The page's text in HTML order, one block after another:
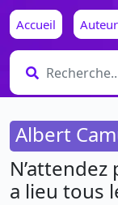
Accueil
Albert
a lieu tous